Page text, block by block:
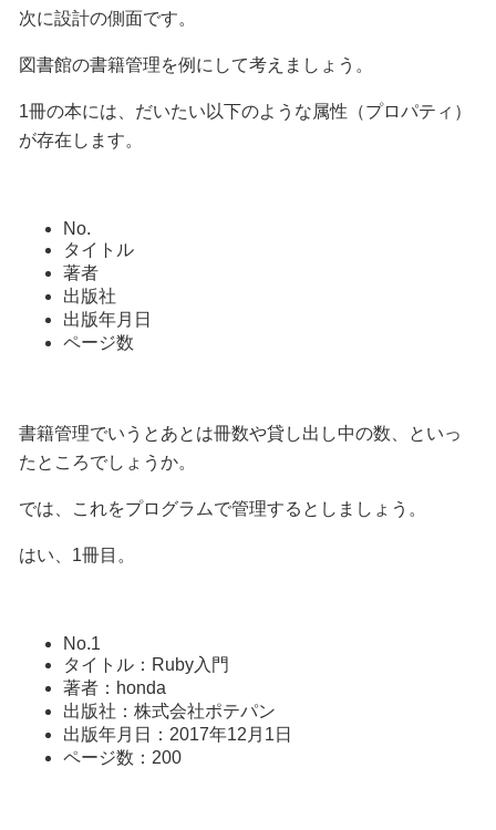
次に設計の側面です。
図書館の書籍管理を例にして考えましょう。
1冊の本には、だいたい以下のような属性（プロパティ）
が存在します。
No.
タイトル
著者
出版社
出版年月日
ページ数
書籍管理でいうとあとは冊数や貸し出し中の数、といっ
たところでしょうか。
では、これをプログラムで管理するとしましょう。
はい、1冊目。
No.1
タイトル：Ruby入門
著者：honda
出版社：株式会社ポテパン
出版年月日：2017年12月1日
ページ数：200